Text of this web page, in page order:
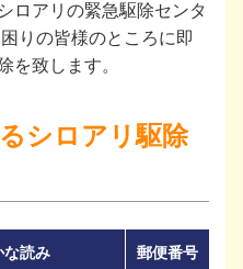
ロアリの緊急駆除センタ
りの皆様のところに即
を致します。
シロアリ駆除
な読み 郵便番号